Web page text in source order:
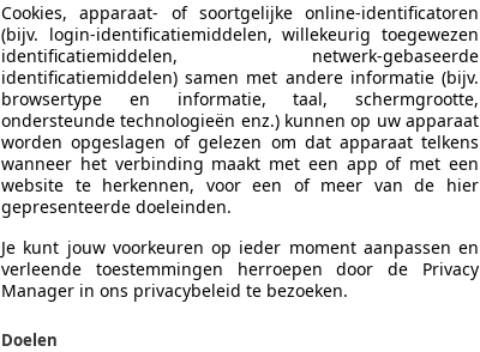
Cookies, apparaat- of soortgelijke online-identificatoren
(bijv. login-identificatiemiddelen, willekeurig toegewezen
identificatiemiddelen, netwerk-gebaseerde
identificatiemiddelen) samen met andere informatie (bijv.
browsertype en informatie, taal, schermgrootte,
ondersteunde technologieën enz.) kunnen op uw apparaat
worden opgeslagen of gelezen om dat apparaat telkens
wanneer het verbinding maakt met een app of met een
website te herkennen, voor een of meer van de hier
gepresenteerde doeleinden.
Je kunt jouw voorkeuren op ieder moment aanpassen en
verleende toestemmingen herroepen door de Privacy
Manager in ons privacybeleid te bezoeken.
Doelen